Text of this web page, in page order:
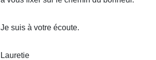
Je suis à votre écoute.
Lauretie